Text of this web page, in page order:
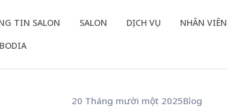
TIN SALON SALON DỊCH VỤ NHÂN VIÊN
20 Tháng mười một 2025Blog